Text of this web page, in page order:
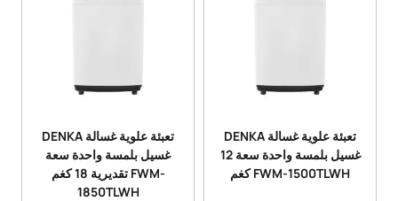
DENKA تعبئة علوية غسالة
غسيل بلمسة واحدة سعة
تقديرية 18 كغم FWM-
1850TLWH
DENKA تعبئة علوية غسالة
غسيل بلمسة واحدة سعة 12
كغم FWM-1500TLWH